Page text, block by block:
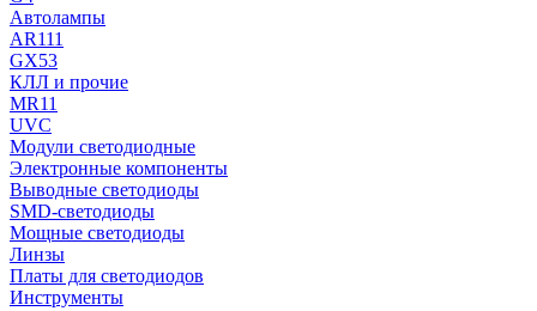
Автолампы
AR111
GX53
КЛЛ и прочие
MR11
UVC
Модули светодиодные
Электронные компоненты
Выводные светодиоды
SMD-светодиоды
Мощные светодиоды
Линзы
Платы для светодиодов
Инструменты